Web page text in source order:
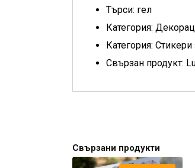
Търси: гел
Категория:
Категория: Стикери
Свързан продукт:
Свързани продукти